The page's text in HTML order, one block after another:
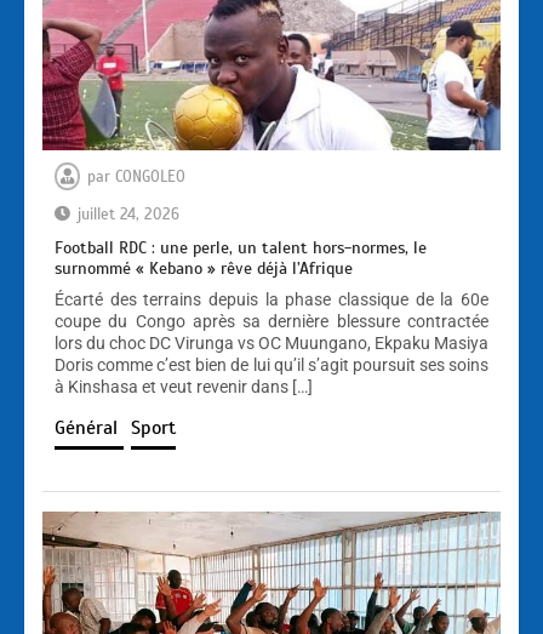
par CONGOLEO
juillet 24, 2026
Football RDC : une perle, un talent hors-normes, le
surnommé « Kebano » rêve déjà l’Afrique
Écarté des terrains depuis la phase classique de la 60e
coupe du Congo après sa dernière blessure contractée
lors du choc DC Virunga vs OC Muungano, Ekpaku Masiya
Doris comme c’est bien de lui qu’il s’agit poursuit ses soins
à Kinshasa et veut revenir dans […]
Général Sport